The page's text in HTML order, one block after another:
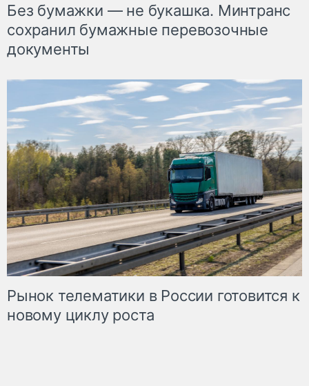
Без бумажки — не букашка. Минтранс
сохранил бумажные перевозочные
документы
Рынок телематики в России готовится к
новому циклу роста